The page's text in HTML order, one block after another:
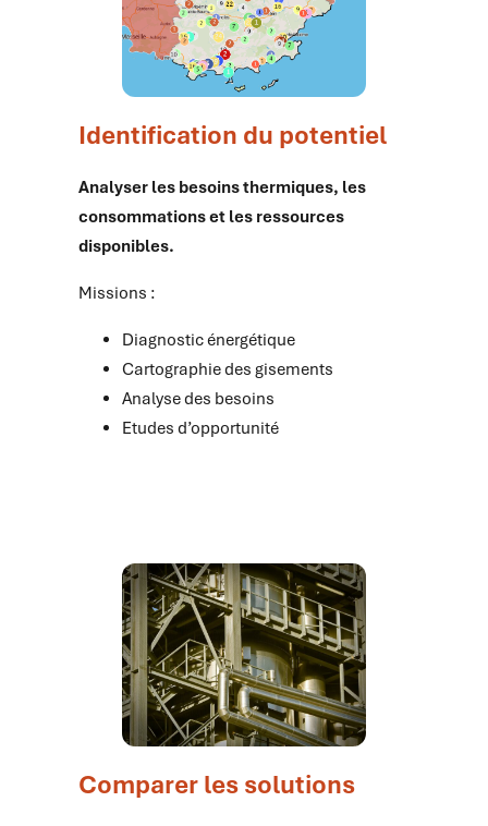
Identification du potentiel
Analyser les besoins thermiques, les
consommations et les ressources
disponibles.
Missions :
Diagnostic énergétique
Cartographie des gisements
Analyse des besoins
Etudes d’opportunité
Comparer les solutions